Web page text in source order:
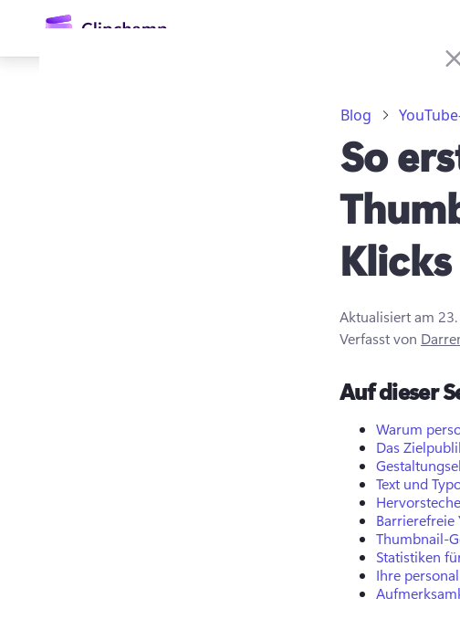
Blog
So
Aktualisiert am
Verfasst von
Auf dieser
Warum
Das
Text und
Barrierefreie
Thumbnail-
Statistiken
Ihre